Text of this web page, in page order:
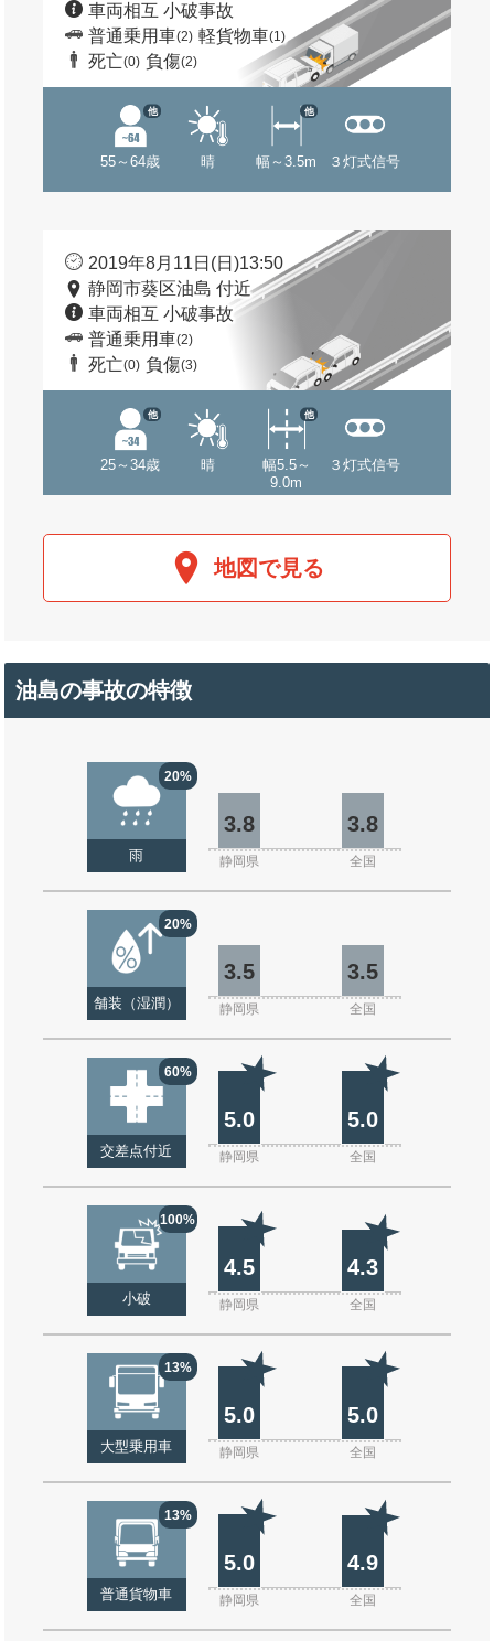
車両相互 小破事故
普通乗用車(2) 軽貨物車(1)
死亡(0) 負傷(2)
55～64歳
他
晴 幅～3.5m
他
３灯式信号
2019年8月11日(日)13:50
静岡市葵区油島 付近
車両相互 小破事故
普通乗用車(2)
死亡(0) 負傷(3)
25～34歳
他
晴
幅5.5～
9.0m
他
３灯式信号
地図で見る
油島の事故の特徴
20%
雨
3.8 3.8
静岡県 全国
20%
舗装（湿潤）
3.5 3.5
静岡県 全国
60%
交差点付近
5.0 5.0
静岡県 全国
100%
小破
4.5 4.3
静岡県 全国
13%
大型乗用車
5.0 5.0
静岡県 全国
13%
普通貨物車
5.0 4.9
静岡県 全国